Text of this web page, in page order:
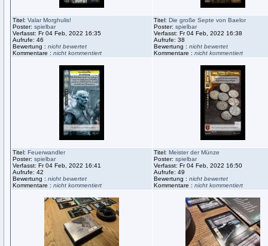
Titel: Valar Morghulis!
Poster: spielbar
Verfasst: Fr 04 Feb, 2022 16:35
Aufrufe: 46
Bewertung : nicht bewertet
Kommentare : nicht kommentiert
Titel: Die große Septe von Baelor
Poster: spielbar
Verfasst: Fr 04 Feb, 2022 16:38
Aufrufe: 38
Bewertung : nicht bewertet
Kommentare : nicht kommentiert
Titel: Feuerwandler
Poster: spielbar
Verfasst: Fr 04 Feb, 2022 16:41
Aufrufe: 42
Bewertung : nicht bewertet
Kommentare : nicht kommentiert
Titel: Meister der Münze
Poster: spielbar
Verfasst: Fr 04 Feb, 2022 16:50
Aufrufe: 49
Bewertung : nicht bewertet
Kommentare : nicht kommentiert